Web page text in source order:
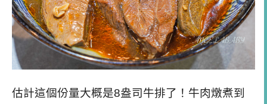
估計這個份量大概是8盎司牛排了！牛肉燉煮到